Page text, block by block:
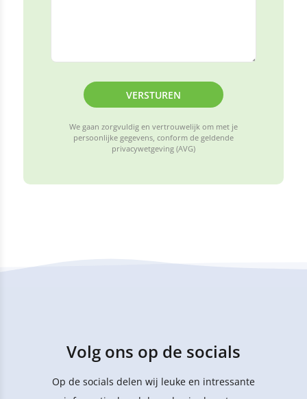
VERSTUREN
We gaan zorgvuldig en vertrouwelijk om met je
persoonlijke gegevens, conform de geldende
privacywetgeving (AVG)
Volg ons op de socials
Op de socials delen wij leuke en intressante